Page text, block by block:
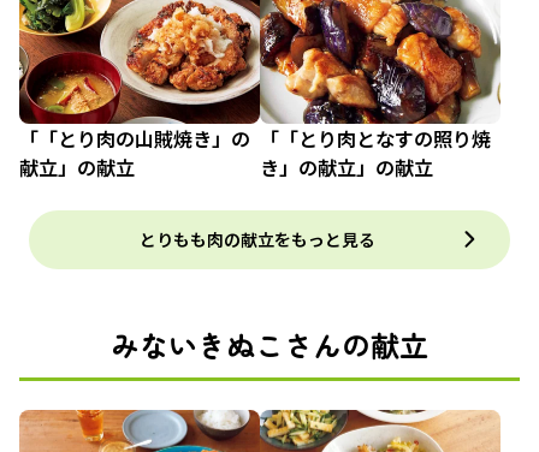
「「とり肉の山賊焼き」の
献立」の献立
「「とり肉となすの照り焼
き」の献立」の献立
とりもも肉の献立をもっと見る
みないきぬこさんの献立